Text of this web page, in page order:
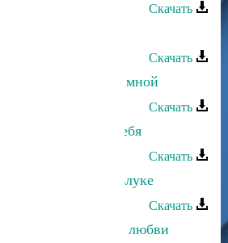
Скачать
Скачать
- Поговори со мной
Скачать
- Я пьяна от тебя
Скачать
- Тоскую в разлуке
Скачать
- Поговорим о любви